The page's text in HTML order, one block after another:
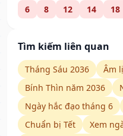
6 8 12 14 18
Tìm kiếm liên quan
Tháng Sáu 2036
Âm
Bính Thìn năm 2036
Ngày hắc đạo tháng 6
Chuẩn bị Tết
Xem